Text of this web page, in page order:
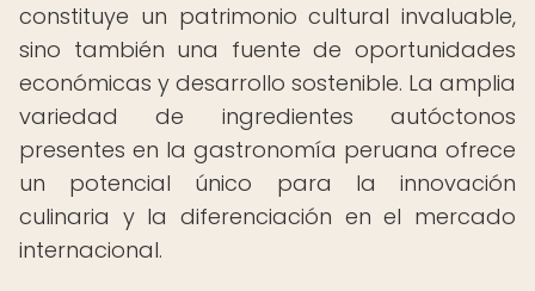
constituye un patrimonio cultural invaluable,
sino también una fuente de oportunidades
económicas y desarrollo sostenible. La amplia
variedad de ingredientes autóctonos
presentes en la gastronomía peruana ofrece
un potencial único para la innovación
culinaria y la diferenciación en el mercado
internacional.